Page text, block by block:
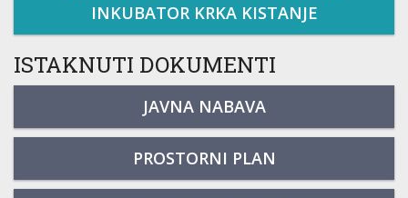
INKUBATOR KRKA KISTANJE
ISTAKNUTI DOKUMENTI
JAVNA NABAVA
PROSTORNI PLAN